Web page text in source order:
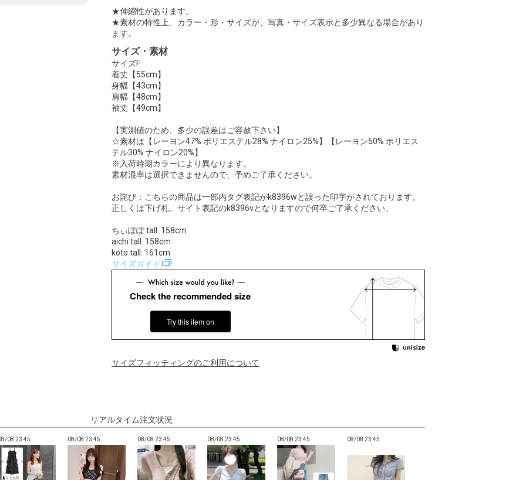
★伸縮性があります。
★素材の特性上、カラー・形・サイズが、写真・サイズ表示と多少異なる場合があり
ます。
サイズ・素材
サイズF
着丈【55cm】
身幅【43cm】
肩幅【48cm】
袖丈【49cm】
【実測値のため、多少の誤差はご容赦下さい】
☆素材は【レーヨン47% ポリエステル28% ナイロン25%】【レーヨン50% ポリエス
テル30% ナイロン20%】
※入荷時期カラーにより異なります。
素材混率は選択できませんので、予めご了承ください。
お詫び：こちらの商品は一部内タグ表記がk8396wと誤った印字がされております。
正しくは下げ札、サイト表記のk8396vとなりますので何卒ご了承ください。
ちぃぽぽ tall: 158cm
aichi tall: 158cm
koto tall: 161cm
サイズガイド
Check the recommended size
Try this item on
サイズフィッティングのご利用について
リアルタイム注文状況
08 23:45 08/08 23:45 08/08 23:45 08/08 23:45 08/08 23:45 08/08 23:45